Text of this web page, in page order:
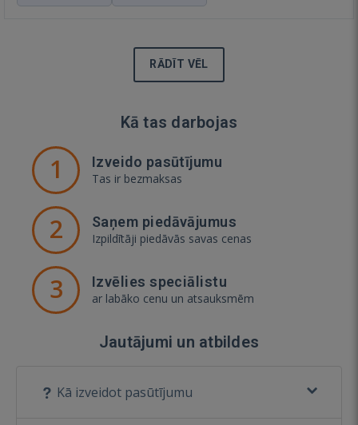
RĀDĪT VĒL
Kā tas darbojas
1 Izveido pasūtījumu
Tas ir bezmaksas
2 Saņem piedāvājumus
Izpildītāji piedāvās savas cenas
3 Izvēlies speciālistu
ar labāko cenu un atsauksmēm
Jautājumi un atbildes
Kā izveidot pasūtījumu